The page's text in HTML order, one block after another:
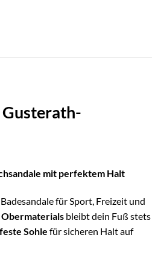
mit perfektem Halt
für Sport, Freizeit und
bleibt dein Fuß stets
Sohle für sicheren Halt auf